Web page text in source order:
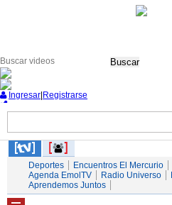
Buscar
Ingresar Registrarse
Deportes Encuentros El Mercurio
Agenda EmolTV
Radio Universo
Aprendemos Juntos